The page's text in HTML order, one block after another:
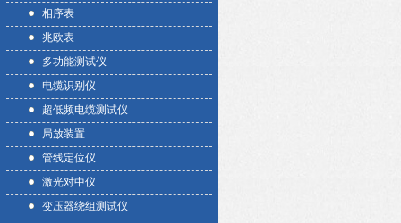
相序表
兆欧表
多功能测试仪
电缆识别仪
超低频电缆测试仪
局放装置
管线定位仪
激光对中仪
变压器绕组测试仪